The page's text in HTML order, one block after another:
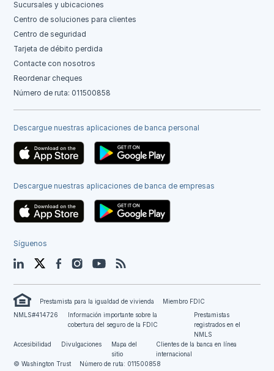
Sucursales y ubicaciones
Centro de soluciones para clientes
Centro de seguridad
Tarjeta de débito perdida
Contacte con nosotros
Reordenar cheques
Número de ruta: 011500858
Descargue nuestras aplicaciones de banca personal
Descargue nuestras aplicaciones de banca de empresas
Síguenos
LinkedIn TwitterFacebookInstagramYouTube
Prestamista para la igualdad de vivienda
Miembro FDIC
NMLS#414726
Información importante sobre la
cobertura del seguro de la FDIC
Prestamistas
registrados en el
NMLS
Accesibilidad
Divulgaciones
Mapa del
sitio
Clientes de la banca en línea
internacional
© Washington Trust
Número de ruta: 011500858